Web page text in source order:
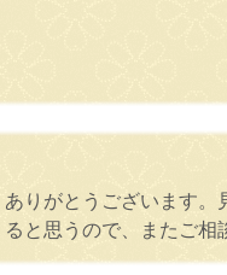
りがとうございます
と思うので、またご相